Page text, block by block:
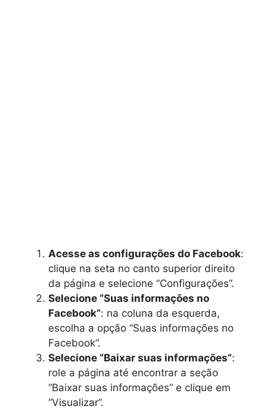
Acesse as configurações do Facebook:
clique na seta no canto superior direito
da página e selecione “Configurações”.
Selecione “Suas informações no
Facebook”: na coluna da esquerda,
escolha a opção “Suas informações no
Facebook”.
Selecione “Baixar suas informações”:
role a página até encontrar a seção
“Baixar suas informações” e clique em
“Visualizar”.